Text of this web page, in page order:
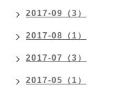
2017-09（3）
2017-08（1）
2017-07（3）
2017-05（1）